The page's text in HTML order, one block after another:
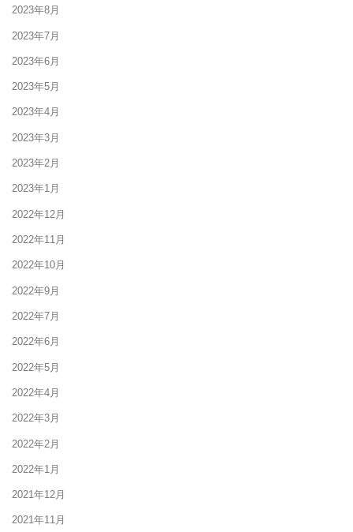
2023年8月
2023年7月
2023年6月
2023年5月
2023年4月
2023年3月
2023年2月
2023年1月
2022年12月
2022年11月
2022年10月
2022年9月
2022年7月
2022年6月
2022年5月
2022年4月
2022年3月
2022年2月
2022年1月
2021年12月
2021年11月